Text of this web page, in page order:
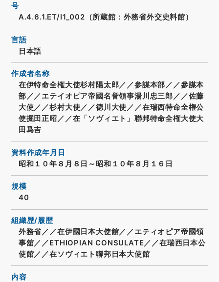
号
A.4.6.1.ET/I1_002（所蔵館：外務省外交史料館）
言語
日本語
作成者名称
在伊特命全権大使杉村陽太郎／／参謀本部／／參謀本
部／／エテイオピア帝國名誉領事湯川忠三郎／／佐藤
大使／／杉村大使／／德川大使／／在瑞西特命全権公
使掘田正昭／／在「ソヴィエト」聯邦特命全権大使大
田爲吉
資料作成年月日
昭和１０年８月８日～昭和１０年８月１６日
規模
40
組織歴/履歴
外務省／／在伊國日本大使館／／エティオピア帝國領
事舘／／ETHIOPIAN CONSULATE／／在瑞西日本公
使館／／在ソヴィエト聯邦日本大使館
内容